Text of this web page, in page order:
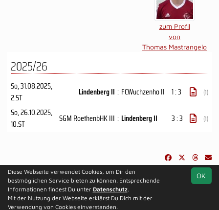
zum Profil
von
Thomas Mastrangelo
2025/26
So, 31.08.2025,
2.ST
Lindenberg II : FCWuchzenho II 1 : 3 (1)
So, 26.10.2025,
10.ST
SGM RoethenbHK III : Lindenberg II 3 : 3 (1)
soccero.de
© 2006 - 2026
Besucherstatistik Kontakt Impressum
OK
Diese Webseite verwendet Cookies, um Dir den
bestmöglichen Service bieten zu können. Entsprechende
Informationen findest Du unter Datenschutz.
Mit der Nutzung der Webseite erklärst Du Dich mit der
Verwendung von Cookies einverstanden.